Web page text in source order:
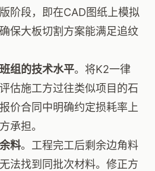
阶段，即在CAD图纸上模拟
保大板切割方案能满足追纹
组的技术水平。将K2一律
估施工方过往类似项目的石
价合同中明确约定损耗率上
承担。
料。工程完工后剩余边角料
法找到同批次材料。修正方